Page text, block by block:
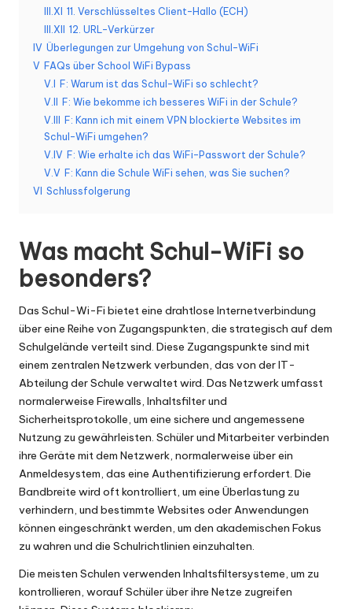
st
O
k
e
y
P
r
o
x
y
III.XI 11. Verschlüsseltes Client-Hallo (ECH)
III.XII 12. URL-Verkürzer
IV Überlegungen zur Umgehung von Schul-WiFi
V FAQs über School WiFi Bypass
V.I F: Warum ist das Schul-WiFi so schlecht?
V.II F: Wie bekomme ich besseres WiFi in der Schule?
V.III F: Kann ich mit einem VPN blockierte Websites im
Schul-WiFi umgehen?
V.IV F: Wie erhalte ich das WiFi-Passwort der Schule?
V.V F: Kann die Schule WiFi sehen, was Sie suchen?
VI Schlussfolgerung
Was macht Schul-WiFi so
besonders?
Das Schul-Wi-Fi bietet eine drahtlose Internetverbindung
über eine Reihe von Zugangspunkten, die strategisch auf dem
Schulgelände verteilt sind. Diese Zugangspunkte sind mit
einem zentralen Netzwerk verbunden, das von der IT-
Abteilung der Schule verwaltet wird. Das Netzwerk umfasst
normalerweise Firewalls, Inhaltsfilter und
Sicherheitsprotokolle, um eine sichere und angemessene
Nutzung zu gewährleisten. Schüler und Mitarbeiter verbinden
ihre Geräte mit dem Netzwerk, normalerweise über ein
Anmeldesystem, das eine Authentifizierung erfordert. Die
Bandbreite wird oft kontrolliert, um eine Überlastung zu
verhindern, und bestimmte Websites oder Anwendungen
können eingeschränkt werden, um den akademischen Fokus
zu wahren und die Schulrichtlinien einzuhalten.
Die meisten Schulen verwenden Inhaltsfiltersysteme, um zu
kontrollieren, worauf Schüler über ihre Netze zugreifen